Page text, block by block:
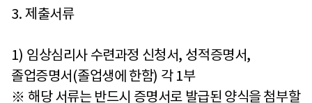
3. 제출서류
1) 임상심리사 수련과정 신청서, 성적증명서,
졸업증명서 (졸업생에 한함) 각 1부
※ 해당 서류는 반드시 증명서로 발급된 양식을 첨부할